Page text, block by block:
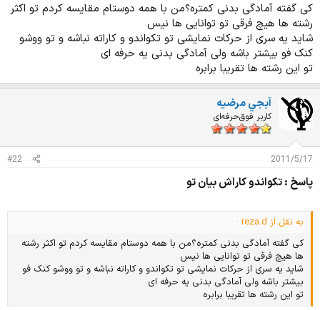
کی گفته آمادگی بدنی کمتره؟من با همه دوستام مقایسه کردم تو اکثر
رشته ها هیچ فرقی تو توانایی ها نیس
شاید یه سری از حرکات نمایشی تو تکواندو و کاراته نباشه و تو ووشو
کنک فو بیشتر باشه ولی آمادگی بدنی یه حرفه ای
تو این رشته ها تقریبا برابره
آبجي مرضيه
کاربر فوق‌حرفه‌ای
2011/5/17
#22
پاسخ : تکواندو کاراش بیان تو
به نقل از reza.d :
کی گفته آمادگی بدنی کمتره؟من با همه دوستام مقایسه کردم تو اکثر رشته
ها هیچ فرقی تو توانایی ها نیس
شاید یه سری از حرکات نمایشی تو تکواندو و کاراته نباشه و تو ووشو کنک فو
بیشتر باشه ولی آمادگی بدنی یه حرفه ای
تو این رشته ها تقریبا برابره